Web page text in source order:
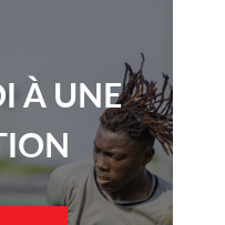
À UNE